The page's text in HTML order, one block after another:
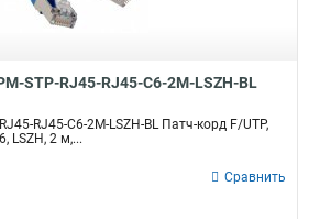
STP-RJ45-RJ45-C6-2M-LSZH-BL
RJ45-C6-2M-LSZH-BL Патч-корд F/UTP,
LSZH, 2 м,...
Сравнить